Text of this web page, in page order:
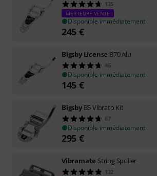
135
MEILLEURE VENTE
Disponible immédiatement
245 €
Bigsby License B70 Alu
46
Disponible immédiatement
145 €
Bigsby B5 Vibrato Kit
67
Disponible immédiatement
295 €
Vibramate String Spoiler
132